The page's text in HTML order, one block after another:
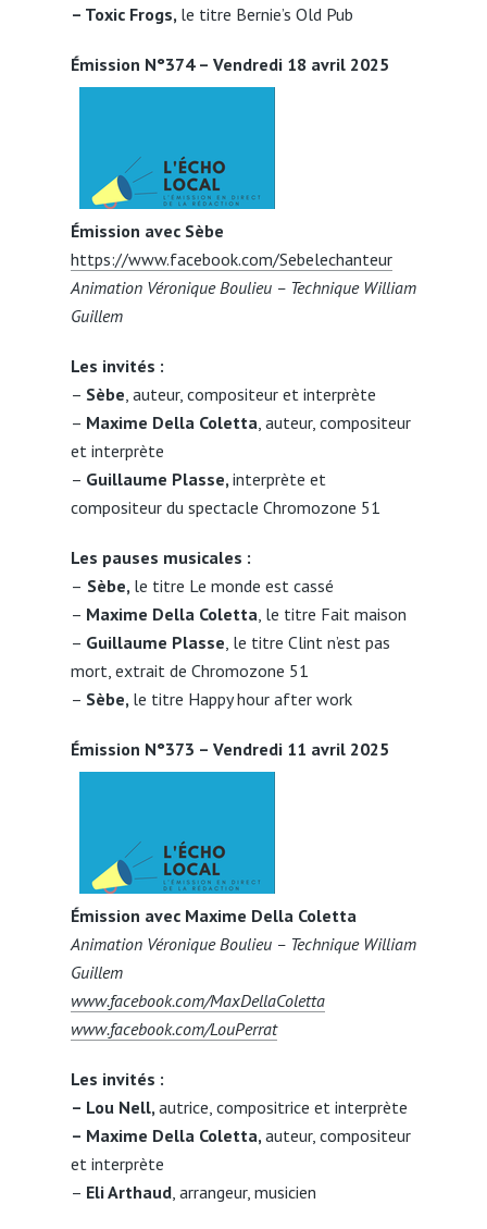
– Toxic Frogs, le titre Bernie’s Old Pub
Émission N°374 – Vendredi 18 avril 2025
Émission avec Sèbe
https://www.facebook.com/Sebelechanteur
Animation Véronique Boulieu – Technique William
Guillem
Les invités :
– Sèbe , auteur, compositeur et interprète
– Maxime Della Coletta , auteur, compositeur
et interprète
– Guillaume Plasse, interprète et
compositeur du spectacle Chromozone 51
Les pauses musicales :
– Sèbe, le titre Le monde est cassé
– Maxime Della Coletta , le titre Fait maison
– Guillaume Plasse , le titre Clint n’est pas
mort, extrait de Chromozone 51
– Sèbe, le titre Happy hour after work
Émission N°373 – Vendredi 11 avril 2025
Émission avec Maxime Della Coletta
Animation Véronique Boulieu – Technique William
Guillem
www.facebook.com/MaxDellaColetta
www.facebook.com/LouPerrat
Les invités :
– Lou Nell, autrice, compositrice et interprète
– Maxime Della Coletta, auteur, compositeur
et interprète
– Eli Arthaud, arrangeur, musicien